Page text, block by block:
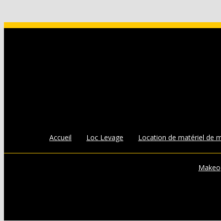
Accueil Loc Levage Location de matériel de
Makeo